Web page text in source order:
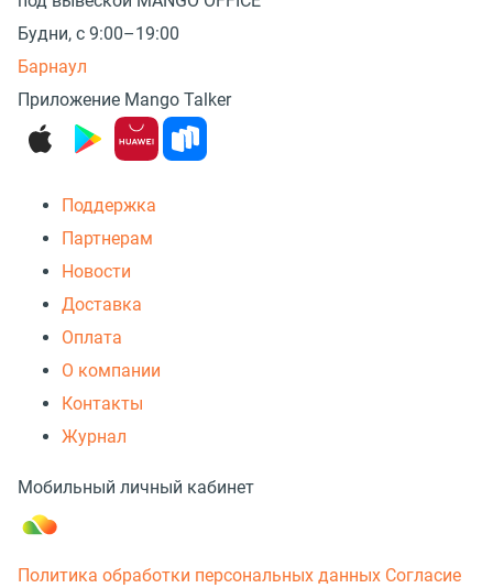
Будни, с 9:00–19:00
Барнаул
Приложение Mango Talker
Поддержка
Партнерам
Новости
Доставка
Оплата
О компании
Контакты
Журнал
Мобильный личный кабинет
Политика обработки персональных данных Согласие